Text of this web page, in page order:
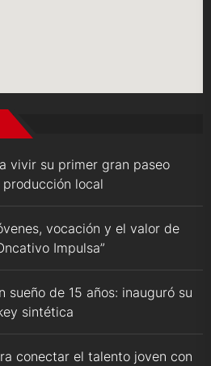
vivir su primer gran paseo
local
vocación y el valor de
Impulsa”
sueño de 15 años: inauguró su
sintética
conectar el talento joven con